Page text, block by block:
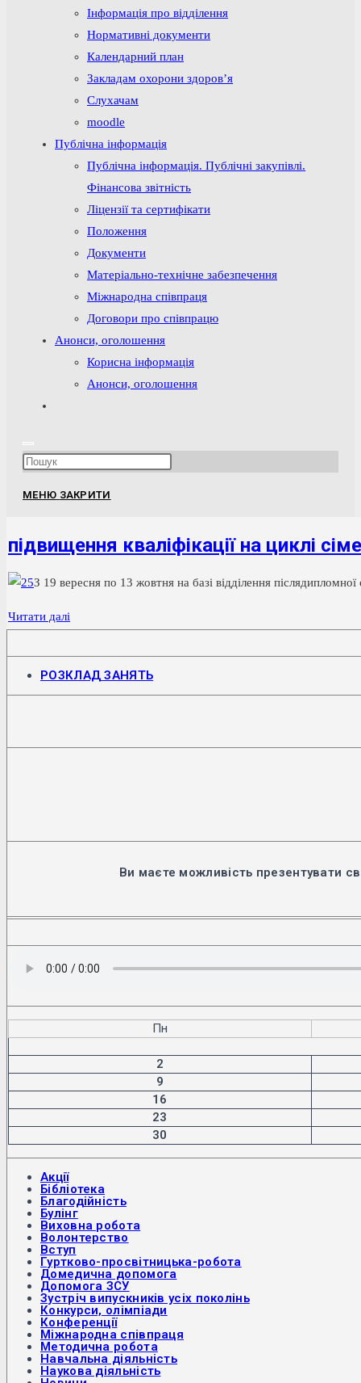
Інформація про відділення
Нормативні документи
Календарний план
Закладам охорони здоров’я
Слухачам
moodle
Публічна інформація
Публічна інформація. Публічні закупівлі.
Фінансова звітність
Ліцензії та сертифікати
Положення
Документи
Матеріально-технічне забезпечення
Міжнародна співпраця
Договори про співпрацю
Анонси, оголошення
Корисна інформація
Анонси, оголошення
веб-
сайті
the
МЕНЮ ЗАКРИТИ
підвищення кваліфікації на циклі
З 19 вересня по 13 жовтня на базі відділення післядипломної
Читати далі
на
циклі
РОЗКЛАД ЗАНЯТЬВідкриється
новій
Ви маєте можливість презентувати
Пн
2
9
16
23
30
Акції
Бібліотека
Благодійність
Булінг
Виховна робота
Волонтерство
Вступ
Гуртково-просвітницька-робота
Домедична допомога
Допомога ЗСУ
Зустріч випускників усіх поколінь
Конкурси, олімпіади
Конференції
Міжнародна співпраця
Методична робота
Навчальна діяльність
Наукова діяльність